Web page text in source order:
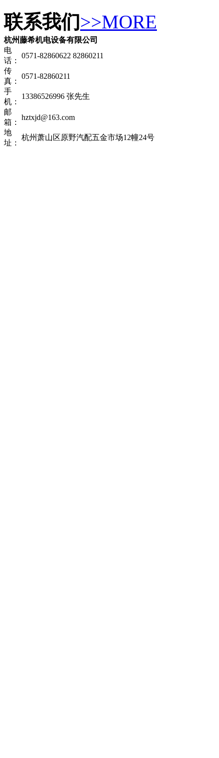
联系我们>>MORE
杭州藤希机电设备有限公司
电
话：
0571-82860622 82860211
传
真：
0571-82860211
手
机：
13386526996 张先生
邮
箱：
hztxjd@163.com
地
址：
杭州萧山区原野汽配五金市场12幢24号